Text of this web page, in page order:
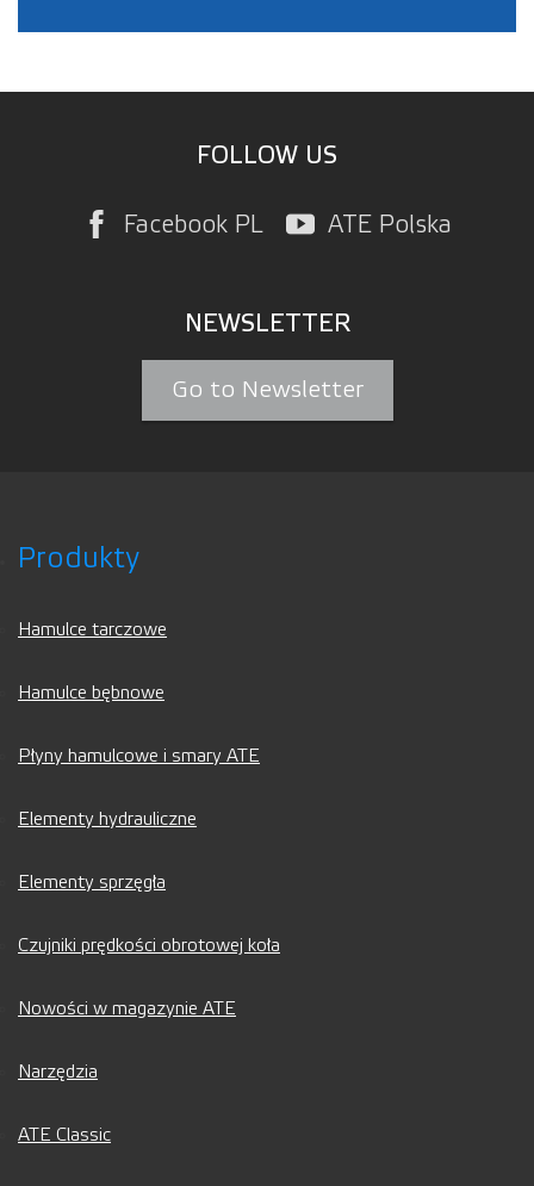
FOLLOW US
Facebook PL ATE Polska
NEWSLETTER
Go to Newsletter
Produkty
Hamulce tarczowe
Hamulce bębnowe
Płyny hamulcowe i smary ATE
Elementy hydrauliczne
Elementy sprzęgła
Czujniki prędkości obrotowej koła
Nowości w magazynie ATE
Narzędzia
ATE Classic